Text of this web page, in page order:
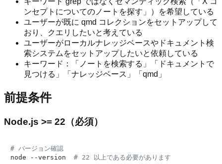
ンセプトについてのノートを探す」）を希望している
ユーザーが既に qmd コレクションをセットアップして
おり、クエリしたいと考えている
ユーザーがローカルナレッジベースやドキュメント検
索システムをセットアップしたいと依頼している
キーワード：「ノートを検索する」「ドキュメントで
見つける」「ナレッジベース」「qmd」
前提条件
Node.js >= 22（必須）
# バージョン確認
node --version # 22 以上である必要があります